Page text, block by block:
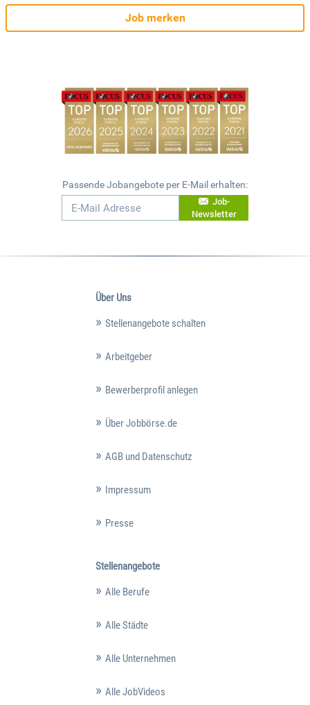
Job merken
Passende Jobangebote per E-Mail erhalten:
Job-
Newsletter
Über Uns
Stellenangebote schalten
Arbeitgeber
Bewerberprofil anlegen
Über Jobbörse.de
AGB und Datenschutz
Impressum
Presse
Stellenangebote
Alle Berufe
Alle Städte
Alle Unternehmen
Alle JobVideos